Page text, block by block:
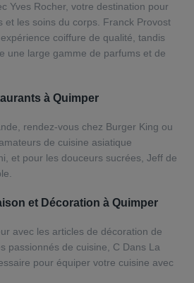
Yves Rocher, votre destination pour
et les soins du corps. Franck Provost
coiffure de qualité, tandis
une large gamme de parfums et de
à Quimper
rendez-vous chez Burger King ou
de cuisine asiatique
et pour les douceurs sucrées, Jeff de
et Décoration à Quimper
avec les articles de décoration de
passionnés de cuisine, C Dans La
pour équiper votre cuisine avec